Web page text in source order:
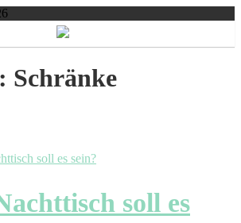
Schränke
soll es